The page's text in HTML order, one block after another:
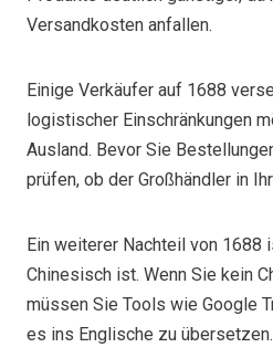
Versandkosten anfallen.
Einige Verkäufer auf 1688
logistischer Einschränkungen
Ausland. Bevor Sie
prüfen, ob der Großhändler in
Ein weiterer Nachteil von
Chinesisch ist. Wenn Sie kein
müssen Sie Tools wie Google
es ins Englische zu übersetzen.